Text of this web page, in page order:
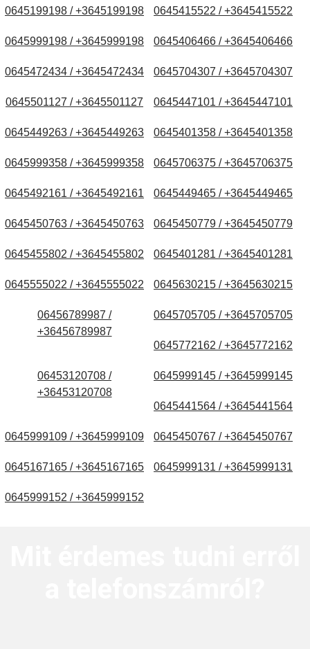
0645199198 / +3645199198 0645415522 / +3645415522
0645999198 / +3645999198 0645406466 / +3645406466
0645472434 / +3645472434 0645704307 / +3645704307
0645501127 / +3645501127 0645447101 / +3645447101
0645449263 / +3645449263 0645401358 / +3645401358
0645999358 / +3645999358 0645706375 / +3645706375
0645492161 / +3645492161 0645449465 / +3645449465
0645450763 / +3645450763 0645450779 / +3645450779
0645455802 / +3645455802 0645401281 / +3645401281
0645555022 / +3645555022 0645630215 / +3645630215
06456789987 /
+36456789987
0645705705 / +3645705705
0645772162 / +3645772162
06453120708 /
+36453120708
0645999145 / +3645999145
0645441564 / +3645441564
0645999109 / +3645999109 0645450767 / +3645450767
0645167165 / +3645167165 0645999131 / +3645999131
0645999152 / +3645999152